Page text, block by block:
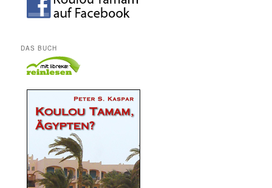
DAS BUCH